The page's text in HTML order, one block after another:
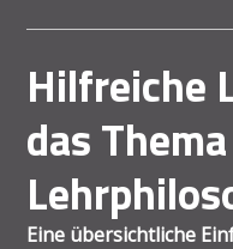
Hilfreiche
das Thema
Eine übersichtliche